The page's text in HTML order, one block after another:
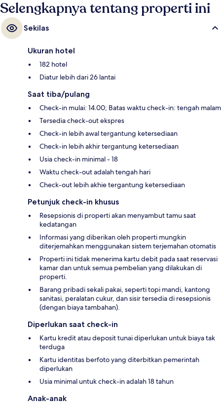
Selengkapnya tentang properti ini
Sekilas
Ukuran hotel
182 hotel
Diatur lebih dari 26 lantai
Saat tiba/pulang
Check-in mulai: 14.00; Batas waktu check-in: tengah malam
Tersedia check-out ekspres
Check-in lebih awal tergantung ketersediaan
Check-in lebih akhir tergantung ketersediaan
Usia check-in minimal - 18
Waktu check-out adalah tengah hari
Check-out lebih akhie tergantung ketersediaan
Petunjuk check-in khusus
Resepsionis di properti akan menyambut tamu saat
kedatangan
Informasi yang diberikan oleh properti mungkin
diterjemahkan menggunakan sistem terjemahan otomatis
Properti ini tidak menerima kartu debit pada saat reservasi
kamar dan untuk semua pembelian yang dilakukan di
properti.
Barang pribadi sekali pakai, seperti topi mandi, kantong
sanitasi, peralatan cukur, dan sisir tersedia di resepsionis
(dengan biaya tambahan).
Diperlukan saat check-in
Kartu kredit atau deposit tunai diperlukan untuk biaya tak
terduga
Kartu identitas berfoto yang diterbitkan pemerintah
diperlukan
Usia minimal untuk check-in adalah 18 tahun
Anak-anak